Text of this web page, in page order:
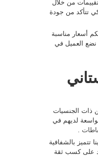
من خلال
تتأكد من جودة
أسعار مناسبة
نضع العميل في
ذات الجنسيات
لديهم في
.
تتميز بالشفافية
على كسب ثقة